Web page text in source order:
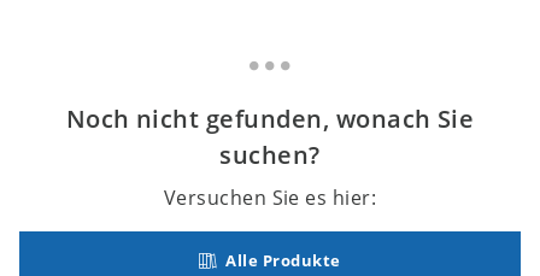
Noch nicht gefunden, wonach Sie
suchen?
Versuchen Sie es hier:
Alle Produkte